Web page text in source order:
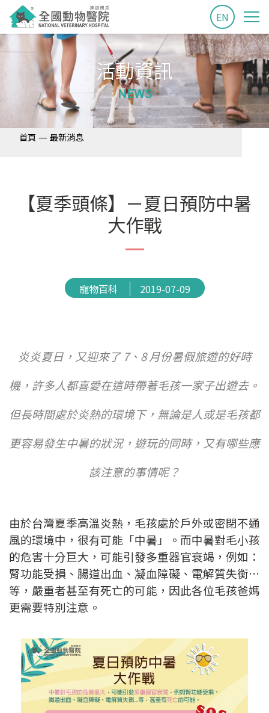
EN
活動資訊
NEWS
首頁 — 最新消息
【夏季頭條】－夏日預防中暑
大作戰
寵物百科 2019-07-09
炎炎夏日，又迎來了 7、8 月份暑假旅遊的好時
機，許多人都喜愛在這時帶著毛孩一家子出遊去。
但長時間處於炎熱的環境下，無論是人或是毛孩都
更容易發生中暑的狀況，遊玩的同時，又有哪些應
該注意的事情呢？
由於台灣夏季高溫炎熱，毛孩處於戶外或密閉不通
風的環境中，很有可能「中暑」。而中暑對毛小孩
的危害十分巨大，可能引發多重器官衰竭，例如：
腎功能受損、腸道出血、凝血障礙、電解質失衡…
等，嚴重者甚至有死亡的可能，因此各位毛孩爸媽
更需要特別注意。